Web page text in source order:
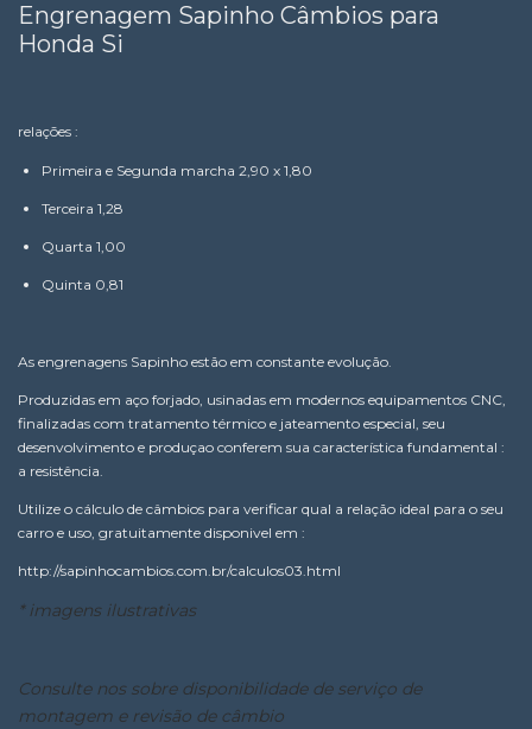
Engrenagem Sapinho Câmbios para
Honda Si
relações :
Primeira e Segunda marcha 2,90 x 1,80
Terceira 1,28
Quarta 1,00
Quinta 0,81
As engrenagens Sapinho estão em constante evolução.
Produzidas em aço forjado, usinadas em modernos equipamentos CNC,
finalizadas com tratamento térmico e jateamento especial, seu
desenvolvimento e produçao conferem sua característica fundamental :
a resistência.
Utilize o cálculo de câmbios para verificar qual a relação ideal para o seu
carro e uso, gratuitamente disponivel em :
http://sapinhocambios.com.br/calculos03.html
* imagens ilustrativas
Consulte nos sobre disponibilidade de serviço de
montagem e revisão de câmbio